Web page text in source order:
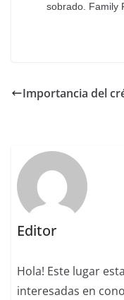
sobrado. Family
Importancia del
Editor
Hola! Este lugar
interesadas en